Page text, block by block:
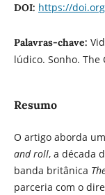
DOI: https://
Palavras-chave:
lúdico. Sonho. The
Resumo
O artigo aborda
and roll, a década
banda britânica
parceria com o